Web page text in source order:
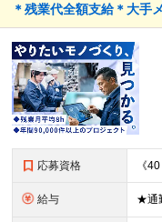
＊残業代全額支給＊大手
応募資格
給与